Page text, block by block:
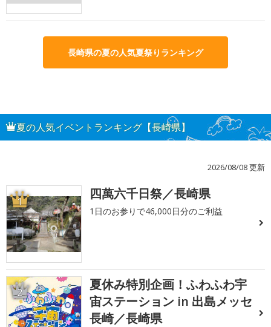
長崎県の夏の人気夏祭りランキング
夏の人気イベントランキング【長崎県】
2026/08/08 更新
1 四萬六千日祭／長崎県
1日のお参りで46,000日分のご利益
2
夏休み特別企画！ふわふわ宇
宙ステーション in 出島メッセ
長崎／長崎県